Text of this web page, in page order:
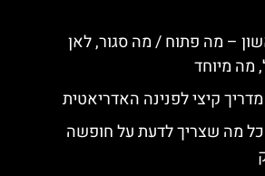
– מה פתוח / מה סגור, לאן
מה מיוחד
קיצי לפנינה האדריאטית
כל מה שצריך לדעת על חופשה